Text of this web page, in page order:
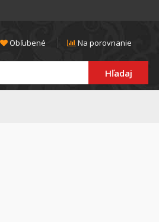
Obľubené Na porovnanie
Hľadaj